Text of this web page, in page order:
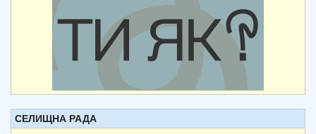
СЕЛИЩНА РАДА